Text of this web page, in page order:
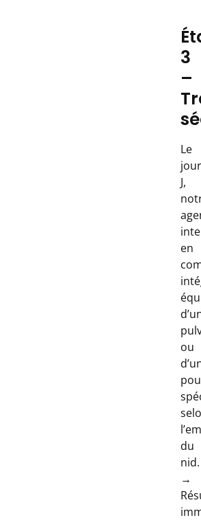
3
–
Le
jour
J,
en
ou
du
nid.
→